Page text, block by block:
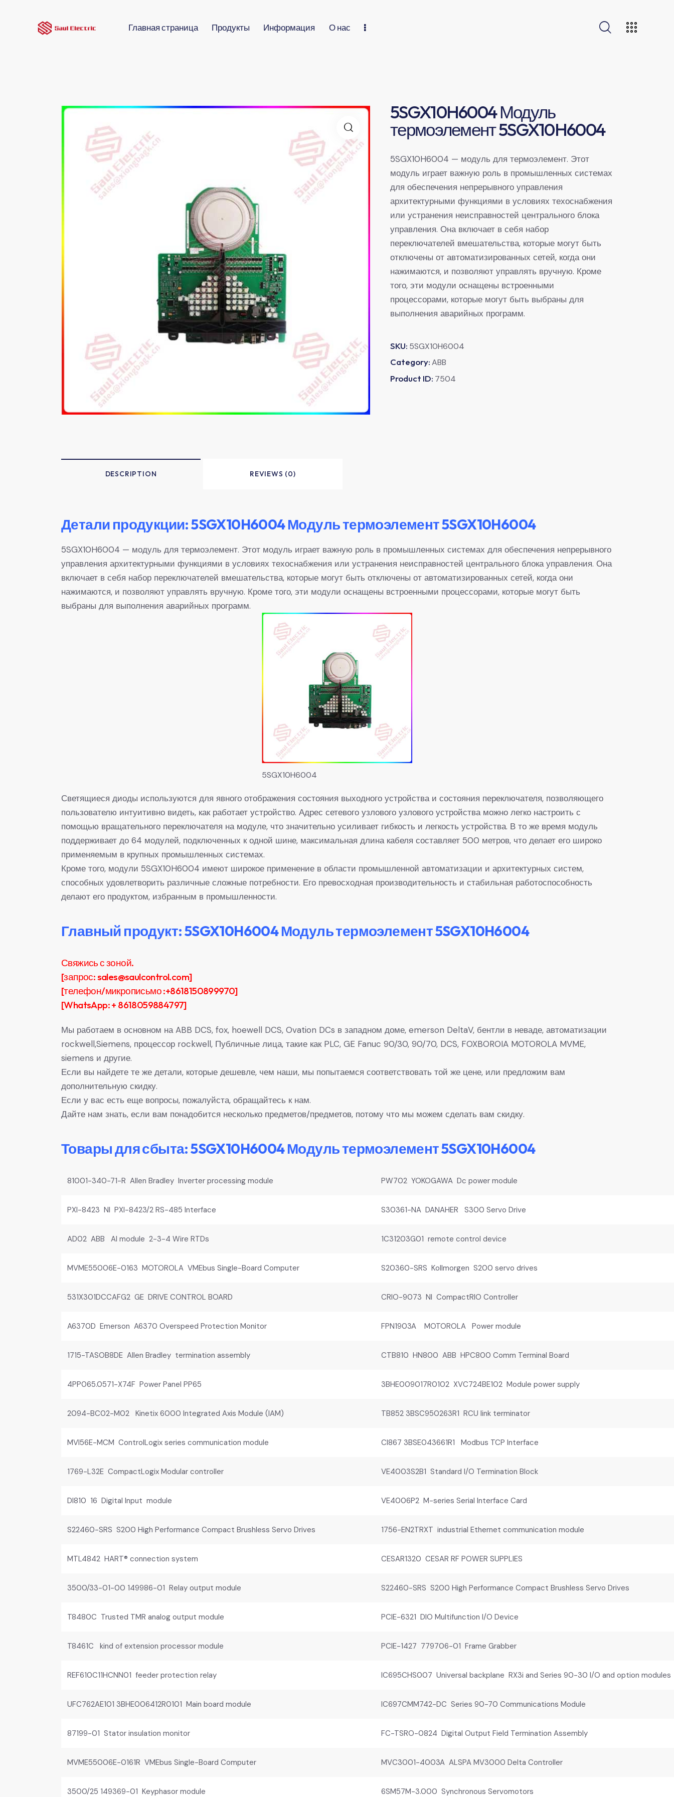
Главная страница Продукты Информация О нас
5SGX10H6004 Модуль
термоэлемент 5SGX10H6004
5SGX10H6004 — модуль для термоэлемент. Этот
модуль играет важную роль в промышленных системах
для обеспечения непрерывного управления
архитектурными функциями в условиях техоснабжения
или устранения неисправностей центрального блока
управления. Она включает в себя набор
переключателей вмешательства, которые могут быть
отключены от автоматизированных сетей, когда они
нажимаются, и позволяют управлять вручную. Кроме
того, эти модули оснащены встроенными
процессорами, которые могут быть выбраны для
выполнения аварийных программ.
SKU: 5SGX10H6004
Category:ABB
Product ID: 7504
DESCRIPTION REVIEWS (0)
Детали продукции: 5SGX10H6004 Модуль термоэлемент 5SGX10H6004
5SGX10H6004 — модуль для термоэлемент. Этот модуль играет важную роль в промышленных системах для обеспечения непрерывного
управления архитектурными функциями в условиях техоснабжения или устранения неисправностей центрального блока управления. Она
включает в себя набор переключателей вмешательства, которые могут быть отключены от автоматизированных сетей, когда они
нажимаются, и позволяют управлять вручную. Кроме того, эти модули оснащены встроенными процессорами, которые могут быть
выбраны для выполнения аварийных программ.
5SGX10H6004
Светящиеся диоды используются для явного отображения состояния выходного устройства и состояния переключателя, позволяющего
пользователю интуитивно видеть, как работает устройство. Адрес сетевого узлового узлового устройства можно легко настроить с
помощью вращательного переключателя на модуле, что значительно усиливает гибкость и легкость устройства. В то же время модуль
поддерживает до 64 модулей, подключенных к одной шине, максимальная длина кабеля составляет 500 метров, что делает его широко
применяемым в крупных промышленных системах.
Кроме того, модули 5SGX10H6004 имеют широкое применение в области промышленной автоматизации и архитектурных систем,
способных удовлетворить различные сложные потребности. Его превосходная производительность и стабильная работоспособность
делают его продуктом, избранным в промышленности.
Главный продукт: 5SGX10H6004 Модуль термоэлемент 5SGX10H6004
Свяжись с зоной.
[запрос: sales@saulcontrol.com]
[телефон/микрописьмо :+8618150899970]
[WhatsApp: + 8618059884797]
Мы работаем в основном на ABB DCS, fox, hoewell DCS, Ovation DCs в западном доме, emerson DeltaV, бентли в неваде, автоматизации
rockwell,Siemens, процессор rockwell, Публичные лица, такие как PLC, GE Fanuc 90/30, 90/70, DCS, FOXBOROIA MOTOROLA MVME,
siemens и другие.
Если вы найдете те же детали, которые дешевле, чем наши, мы попытаемся соответствовать той же цене, или предложим вам
дополнительную скидку.
Если у вас есть еще вопросы, пожалуйста, обращайтесь к нам.
Дайте нам знать, если вам понадобится несколько предметов/предметов, потому что мы можем сделать вам скидку.
Товары для сбыта: 5SGX10H6004 Модуль термоэлемент 5SGX10H6004
81001-340-71-R Allen Bradley Inverter processing module PW702 YOKOGAWA Dc power module
PXI-8423 NI PXI-8423/2 RS-485 Interface S30361-NA DANAHER S300 Servo Drive
AD02 ABB AI module 2-3-4 Wire RTDs 1C31203G01 remote control device
MVME55006E-0163 MOTOROLA VMEbus Single-Board Computer S20360-SRS Kollmorgen S200 servo drives
531X301DCCAFG2 GE DRIVE CONTROL BOARD CRIO-9073 NI CompactRIO Controller
A6370D Emerson A6370 Overspeed Protection Monitor FPN1903A MOTOROLA Power module
1715-TASOB8DE Allen Bradley termination assembly CTB810 HN800 ABB HPC800 Comm Terminal Board
4PP065.0571-X74F Power Panel PP65 3BHE009017R0102 XVC724BE102 Module power supply
2094-BC02-M02 Kinetix 6000 Integrated Axis Module (IAM) TB852 3BSC950263R1 RCU link terminator
MVI56E-MCM ControlLogix series communication module CI867 3BSE043661R1 Modbus TCP Interface
1769-L32E CompactLogix Modular controller VE4003S2B1 Standard I/O Termination Block
DI810 16 Digital Input module VE4006P2 M-series Serial Interface Card
S22460-SRS S200 High Performance Compact Brushless Servo Drives 1756-EN2TRXT industrial Ethernet communication module
MTL4842 HART® connection system CESAR1320 CESAR RF POWER SUPPLIES
3500/33-01-00 149986-01 Relay output module S22460-SRS S200 High Performance Compact Brushless Servo Drives
T8480C Trusted TMR analog output module PCIE-6321 DIO Multifunction I/O Device
T8461C kind of extension processor module PCIE-1427 779706-01 Frame Grabber
REF610C11HCNN01 feeder protection relay IC695CHS007 Universal backplane RX3i and Series 90-30 I/O and option modules
UFC762AE101 3BHE006412R0101 Main board module IC697CMM742-DC Series 90-70 Communications Module
87199-01 Stator insulation monitor FC-TSRO-0824 Digital Output Field Termination Assembly
MVME55006E-0161R VMEbus Single-Board Computer MVC3001-4003A ALSPA MV3000 Delta Controller
3500/25 149369-01 Keyphasor module 6SM57M-3.000 Synchronous Servomotors